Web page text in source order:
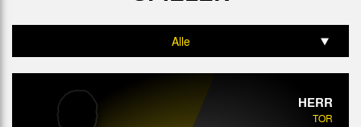
Alle
Tor
HERR
TOR